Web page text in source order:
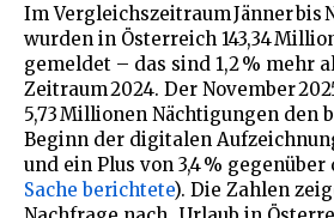
Im Vergleichszeitraum Jänner bis
wurden in Österreich 143,34
gemeldet – das sind 1,2 % mehr
Zeitraum 2024. Der November
5,73 Millionen Nächtigungen den
Beginn der digitalen
und ein Plus von 3,4 %
Sache berichtete). Die Zahlen